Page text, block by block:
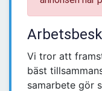
Vi tror att
bäst
samarbete gör